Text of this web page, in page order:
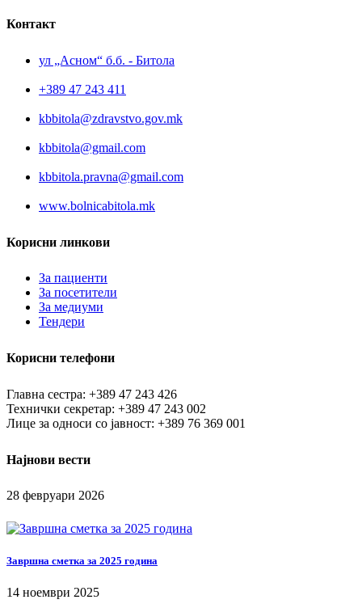
Контакт
ул „Асном“ б.б. - Битола
+389 47 243 411
kbbitola@zdravstvo.gov.mk
kbbitola@gmail.com
kbbitola.pravna@gmail.com
www.bolnicabitola.mk
Корисни линкови
За пациенти
За посетители
За медиуми
Тендери
Корисни телефони
Главна сестра: +389 47 243 426
Технички секретар: +389 47 243 002
Лице за односи со јавност: +389 76 369 001
Најнови вести
28 февруари 2026
Завршна сметка за 2025 година
14 ноември 2025